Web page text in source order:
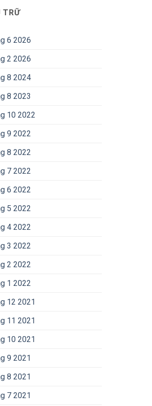
TRỮ
6 2026
2 2026
8 2024
8 2023
10 2022
9 2022
8 2022
7 2022
6 2022
5 2022
4 2022
3 2022
2 2022
1 2022
12 2021
11 2021
10 2021
9 2021
8 2021
7 2021